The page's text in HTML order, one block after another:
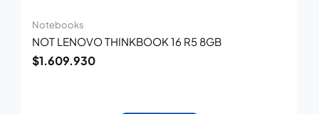
Notebooks
NOT LENOVO THINKBOOK 16 R5 8GB
$1.609.930